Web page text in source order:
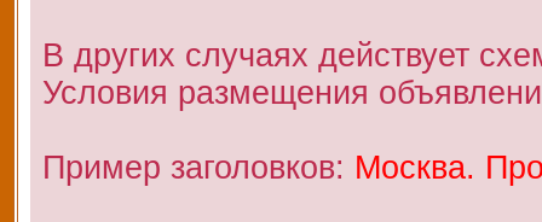
В других случаях действует
Условия размещения
Пример заголовков: Москва.